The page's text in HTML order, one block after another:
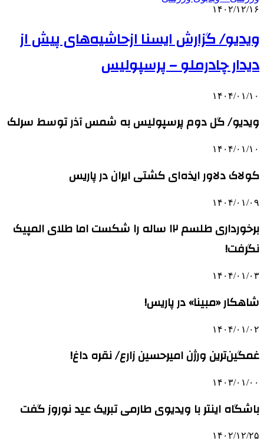
۱۴۰۲/۱۲/۱۶
ویدیو/ گزارش ایسنا ازحاشیه‌های پیش از
دیدار چادرملو – پرسپولیس
۱۴۰۴/۰۱/۱۰
ویدیو/ گل دوم پرسپولیس به شمس آذر توسط سرلک
۱۴۰۴/۰۱/۱۰
کولاک دلاور ایذه‌ای کشتی ایران در پاریس
۱۴۰۴/۰۱/۰۹
برخورداری طلسم ۱۲ ساله را شکست اما طلای المپیک
نگرفت!
۱۴۰۴/۰۱/۰۳
شاهکار «مبینا» در پاریس!
۱۴۰۴/۰۱/۰۲
غمگین‌ترین ورژن امیرحسین زارع/ نقره داغ!
۱۴۰۳/۰۱/۰۰
باشگاه اینتر با ویدیوی طارمی تبریک عید نوروز گفت
۱۴۰۲/۱۲/۲۵